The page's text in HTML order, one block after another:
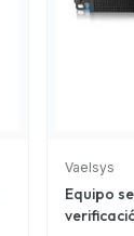
Vaelsys
Equipo